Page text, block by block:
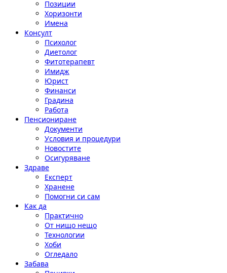
Позиции
Хоризонти
Имена
Консулт
Психолог
Диетолог
Фитотерапевт
Имидж
Юрист
Финанси
Градина
Работа
Пенсиониране
Документи
Условия и процедури
Новостите
Осигуряване
Здраве
Експерт
Хранене
Помогни си сам
Как да
Практично
От нищо нещо
Технологии
Хоби
Огледало
Забава